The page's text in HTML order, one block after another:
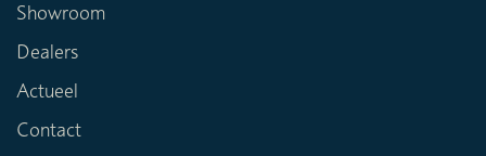
Showroom
Dealers
Actueel
Contact